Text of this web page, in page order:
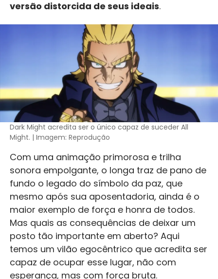
versão distorcida de seus ideais.
Dark Might acredita ser o único capaz de suceder All
Might. | Imagem: Reprodução
Com uma animação primorosa e trilha
sonora empolgante, o longa traz de pano de
fundo o legado do símbolo da paz, que
mesmo após sua aposentadoria, ainda é o
maior exemplo de força e honra de todos.
Mas quais as consequências de deixar um
posto tão importante em aberto? Aqui
temos um vilão egocêntrico que acredita ser
capaz de ocupar esse lugar, não com
esperança, mas com força bruta.